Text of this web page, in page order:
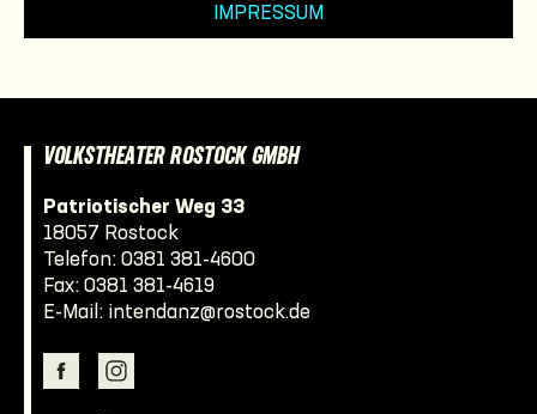
IMPRESSUM
VOLKSTHEATER ROSTOCK GMBH
Patriotischer Weg 33
18057 Rostock
Telefon: 0381 381-4600
Fax: 0381 381-4619
E-Mail: intendanz@rostock.de